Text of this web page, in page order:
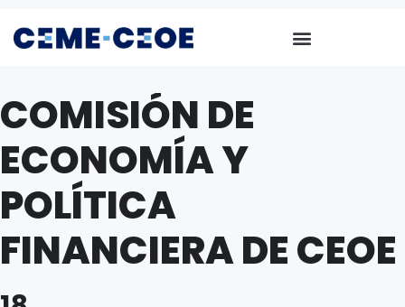
COMISIÓN DE
ECONOMÍA Y
POLÍTICA
FINANCIERA DE CEOE